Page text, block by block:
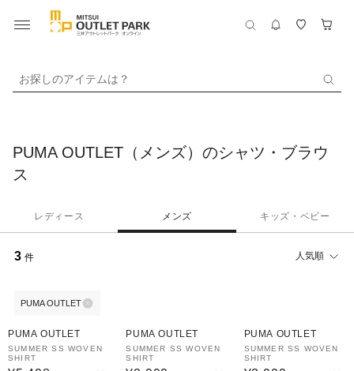
お探しのアイテムは？
PUMA OUTLET（メンズ）のシャツ・ブラウ
ス
レディース メンズ キッズ・ベビー
3 件 人気順
PUMA OUTLET
PUMA OUTLET
SUMMER SS WOVEN
SHIRT
PUMA OUTLET
SUMMER SS WOVEN
SHIRT
PUMA OUTLET
SUMMER SS WOVEN
SHIRT